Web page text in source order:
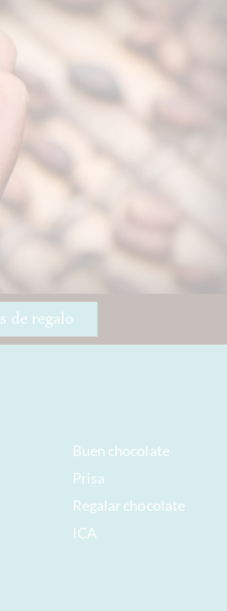
de regalo
Buen chocolate
Prisa
Regalar chocolate
ICA